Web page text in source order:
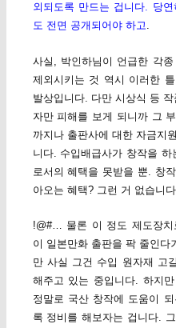
외되도록 만드는 겁니다. 당
도 전면 공개되어야 하고.
사실, 박인하님이 언급한 각
제외시키는 것 역시 이러한
발상입니다. 다만 시상식 등
자만 피해를 보게 되니까 그
까지나 출판사에 대한 자금지
니다. 수입배급사가 창작을
로서의 혜택을 못받을 뿐. 창
아오는 혜택? 그런 거 없습니
!@#… 물론 이 정도 제도장치
이 일본만화 출판을 팍 줄인다
만 사실 그건 수입 원자재 고
해주고 있는 중입니다. 하지
정말로 국산 창작에 도움이
록 정비를 해보자는 겁니다.